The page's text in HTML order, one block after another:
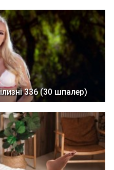
336 (30 шпалер)